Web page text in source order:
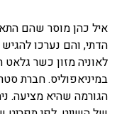
איל כהן מוסר שהם
הדתי, והם נערכו
במיניאפוליס. חברת
הגורמה שהיא מציעה.